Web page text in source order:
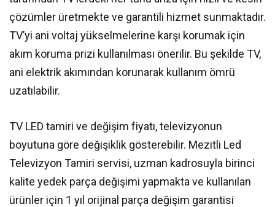
çözümler üretmekte ve garantili hizmet sunmaktadır.
TV’yi ani voltaj yükselmelerine karşı korumak için
akım koruma prizi kullanılması önerilir. Bu şekilde TV,
ani elektrik akımından korunarak kullanım ömrü
uzatılabilir.
TV LED tamiri ve değişim fiyatı, televizyonun
boyutuna göre değişiklik gösterebilir. Mezitli Led
Televizyon Tamiri servisi, uzman kadrosuyla birinci
kalite yedek parça değişimi yapmakta ve kullanılan
ürünler için 1 yıl orijinal parça değişim garantisi